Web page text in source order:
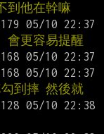
到他在幹嘛
會更容易提醒
到摔 然後就